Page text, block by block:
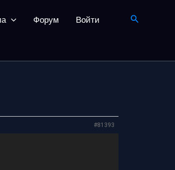
Форум Войти Поиск
#81393